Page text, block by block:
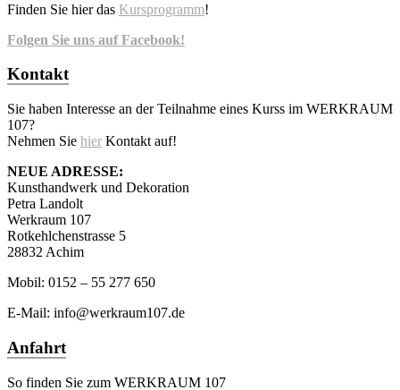
Finden Sie hier das Kursprogramm!
Folgen Sie uns auf Facebook!
Kontakt
Sie haben Interesse an der Teilnahme eines Kurss im WERKRAUM
107?
Nehmen Sie hier Kontakt auf!
NEUE ADRESSE:
Kunsthandwerk und Dekoration
Petra Landolt
Werkraum 107
Rotkehlchenstrasse 5
28832 Achim
Mobil: 0152 – 55 277 650
E-Mail: info@werkraum107.de
Anfahrt
So finden Sie zum WERKRAUM 107